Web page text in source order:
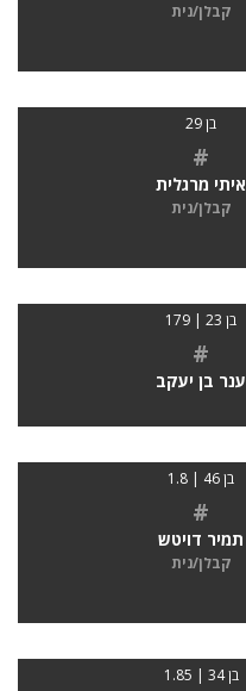
קבלן/נית
בן 29
#
איתי מרגלית
קבלן/נית
בן 23 | 179
#
ענר בן יעקב
בן 46 | 1.8
#
תמיר דויטש
קבלן/נית
בן 34 | 1.85